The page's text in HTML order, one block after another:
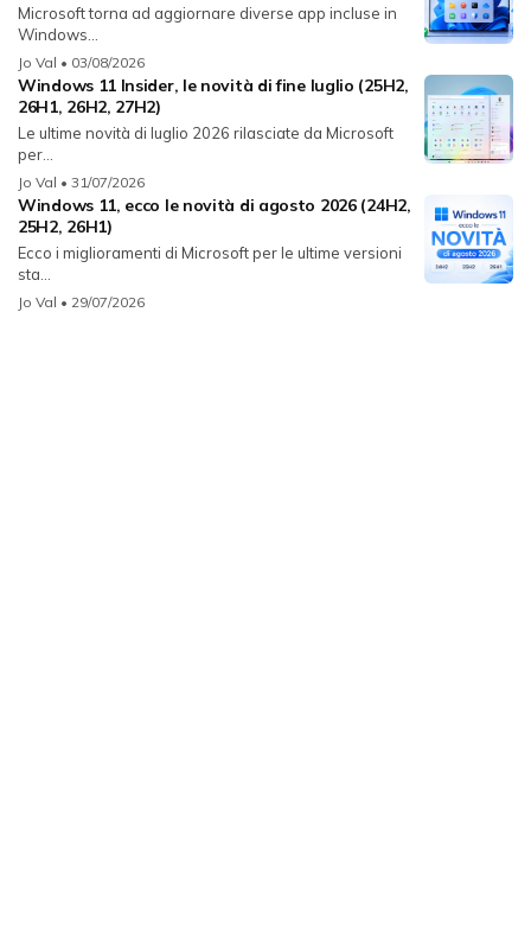
Microsoft torna ad aggiornare diverse app incluse in
Windows...
Jo Val • 03/08/2026
Windows 11 Insider, le novità di fine luglio (25H2,
26H1, 26H2, 27H2)
Le ultime novità di luglio 2026 rilasciate da Microsoft
per...
Jo Val • 31/07/2026
Windows 11, ecco le novità di agosto 2026 (24H2,
25H2, 26H1)
Ecco i miglioramenti di Microsoft per le ultime versioni
sta...
Jo Val • 29/07/2026